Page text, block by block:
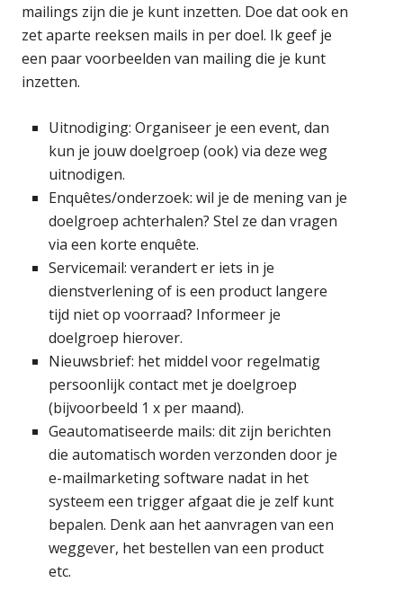
mailings zijn die je kunt inzetten. Doe dat ook en
zet aparte reeksen mails in per doel. Ik geef je
een paar voorbeelden van mailing die je kunt
inzetten.
Uitnodiging: Organiseer je een event, dan
kun je jouw doelgroep (ook) via deze weg
uitnodigen.
Enquêtes/onderzoek: wil je de mening van je
doelgroep achterhalen? Stel ze dan vragen
via een korte enquête.
Servicemail: verandert er iets in je
dienstverlening of is een product langere
tijd niet op voorraad? Informeer je
doelgroep hierover.
Nieuwsbrief: het middel voor regelmatig
persoonlijk contact met je doelgroep
(bijvoorbeeld 1 x per maand).
Geautomatiseerde mails: dit zijn berichten
die automatisch worden verzonden door je
e-mailmarketing software nadat in het
systeem een trigger afgaat die je zelf kunt
bepalen. Denk aan het aanvragen van een
weggever, het bestellen van een product
etc.